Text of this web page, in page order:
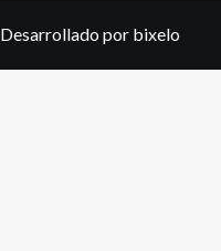
Desarrollado por bixelo